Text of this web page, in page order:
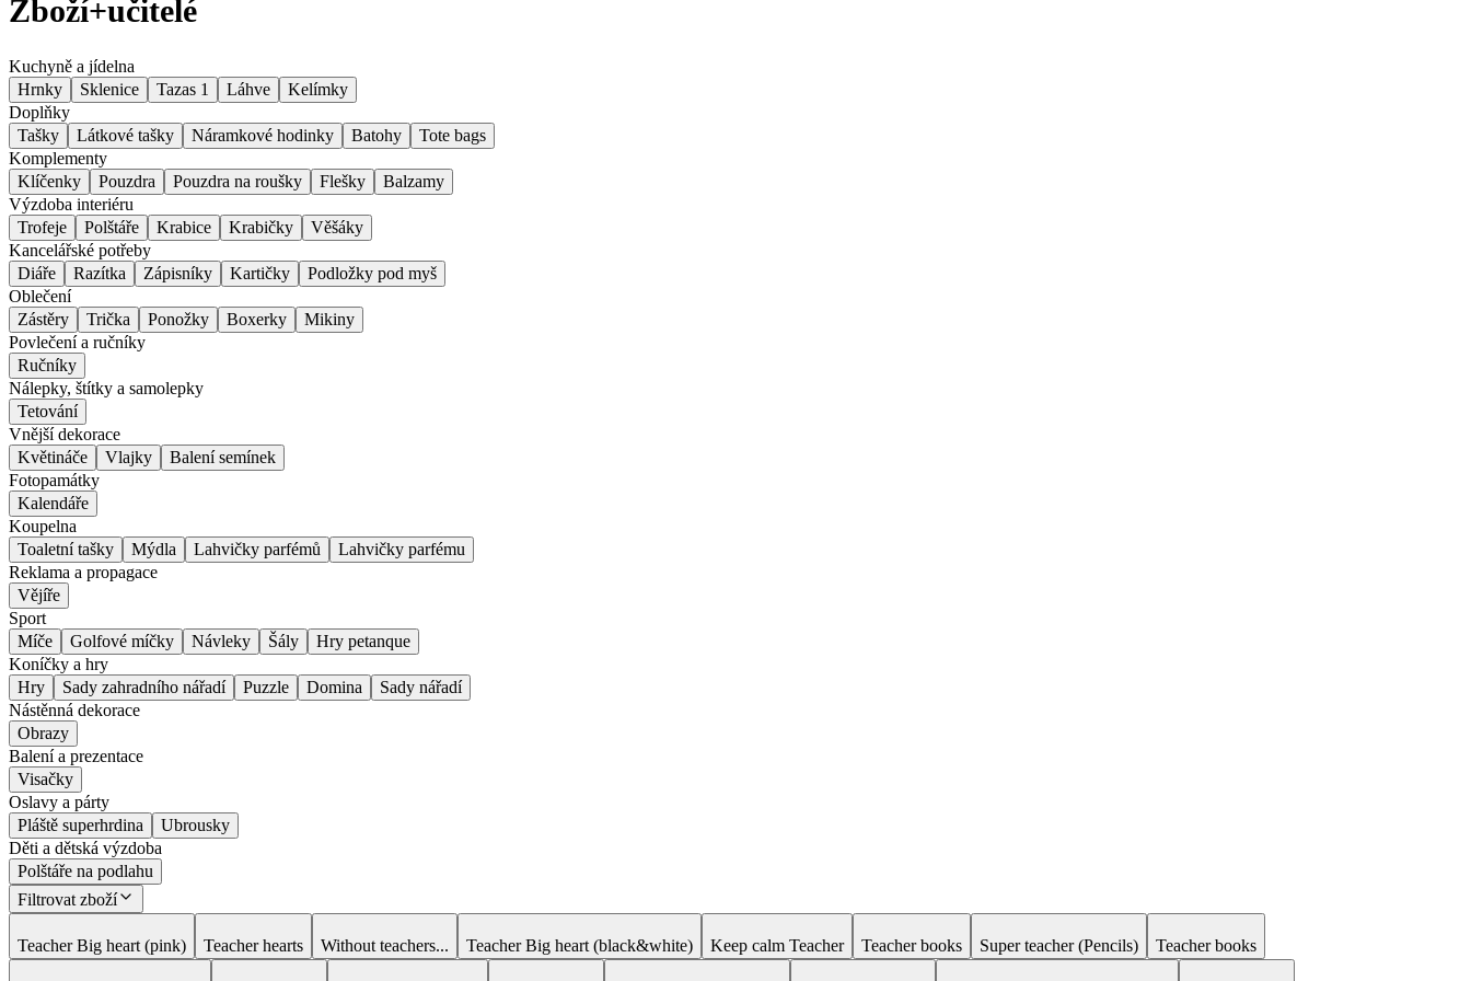
Zboží+učitelé
Kuchyně a jídelna
Hrnky
Sklenice Tazas 1 Láhve
Kelímky
Doplňky
Tašky
Látkové tašky Náramkové hodinky Batohy
Tote bags
Komplementy
Klíčenky
Pouzdra Pouzdra na roušky Flešky
Balzamy
Výzdoba interiéru
Trofeje
Polštáře Krabice Krabičky
Věšáky
Kancelářské potřeby
Diáře
Razítka Zápisníky Kartičky
Podložky pod myš
Oblečení
Zástěry
Trička Ponožky Boxerky
Mikiny
Povlečení a ručníky
Ručníky
Nálepky, štítky a samolepky
Tetování
Vnější dekorace
Květináče
Vlajky
Balení semínek
Fotopamátky
Kalendáře
Koupelna
Toaletní tašky
Mýdla Lahvičky parfémů
Lahvičky parfému
Reklama a propagace
Vějíře
Sport
Míče
Golfové míčky Návleky Šály
Hry petanque
Koníčky a hry
Hry
Sady zahradního nářadí Puzzle Domina
Sady nářadí
Nástěnná dekorace
Obrazy
Balení a prezentace
Visačky
Oslavy a párty
Pláště superhrdina
Ubrousky
Děti a dětská výzdoba
Polštáře na podlahu
Filtrovat zboží
Teacher Big heart (pink) Teacher hearts Without teachers... Teacher Big heart (black&white) Keep calm Teacher Teacher books Super teacher (Pencils) Teacher books